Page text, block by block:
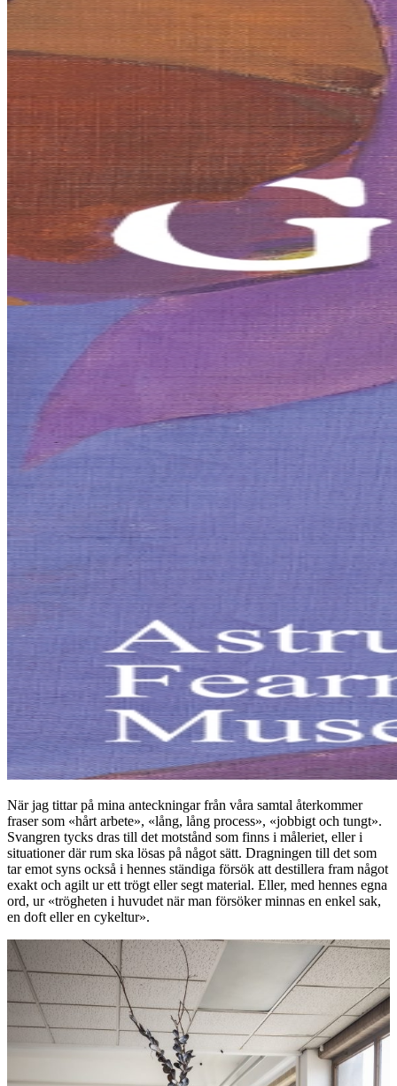
När jag tittar på mina anteckningar från våra samtal återkommer
fraser som «hårt arbete», «lång, lång process», «jobbigt och tungt».
Svangren tycks dras till det motstånd som finns i måleriet, eller i
situationer där rum ska lösas på något sätt. Dragningen till det som
tar emot syns också i hennes ständiga försök att destillera fram något
exakt och agilt ur ett trögt eller segt material. Eller, med hennes egna
ord, ur «trögheten i huvudet när man försöker minnas en enkel sak,
en doft eller en cykeltur».